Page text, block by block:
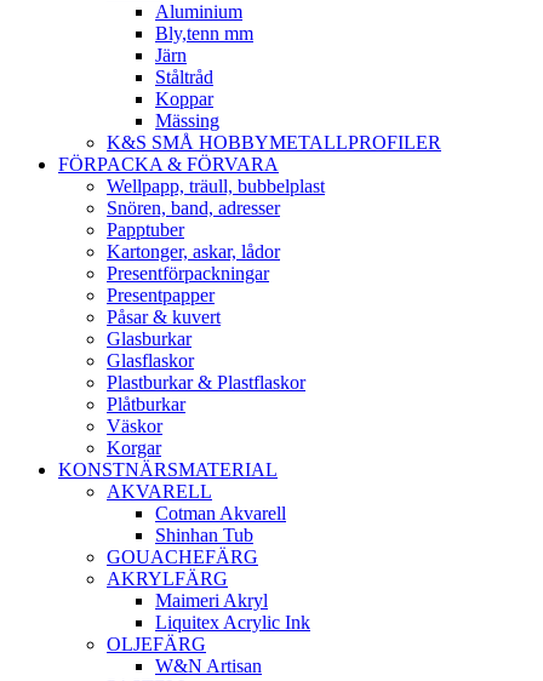
Aluminium
Bly,tenn mm
Järn
Ståltråd
Koppar
Mässing
K&S SMÅ HOBBYMETALLPROFILER
FÖRPACKA & FÖRVARA
Wellpapp, träull, bubbelplast
Snören, band, adresser
Papptuber
Kartonger, askar, lådor
Presentförpackningar
Presentpapper
Påsar & kuvert
Glasburkar
Glasflaskor
Plastburkar & Plastflaskor
Plåtburkar
Väskor
Korgar
KONSTNÄRSMATERIAL
AKVARELL
Cotman Akvarell
Shinhan Tub
GOUACHEFÄRG
AKRYLFÄRG
Maimeri Akryl
Liquitex Acrylic Ink
OLJEFÄRG
W&N Artisan